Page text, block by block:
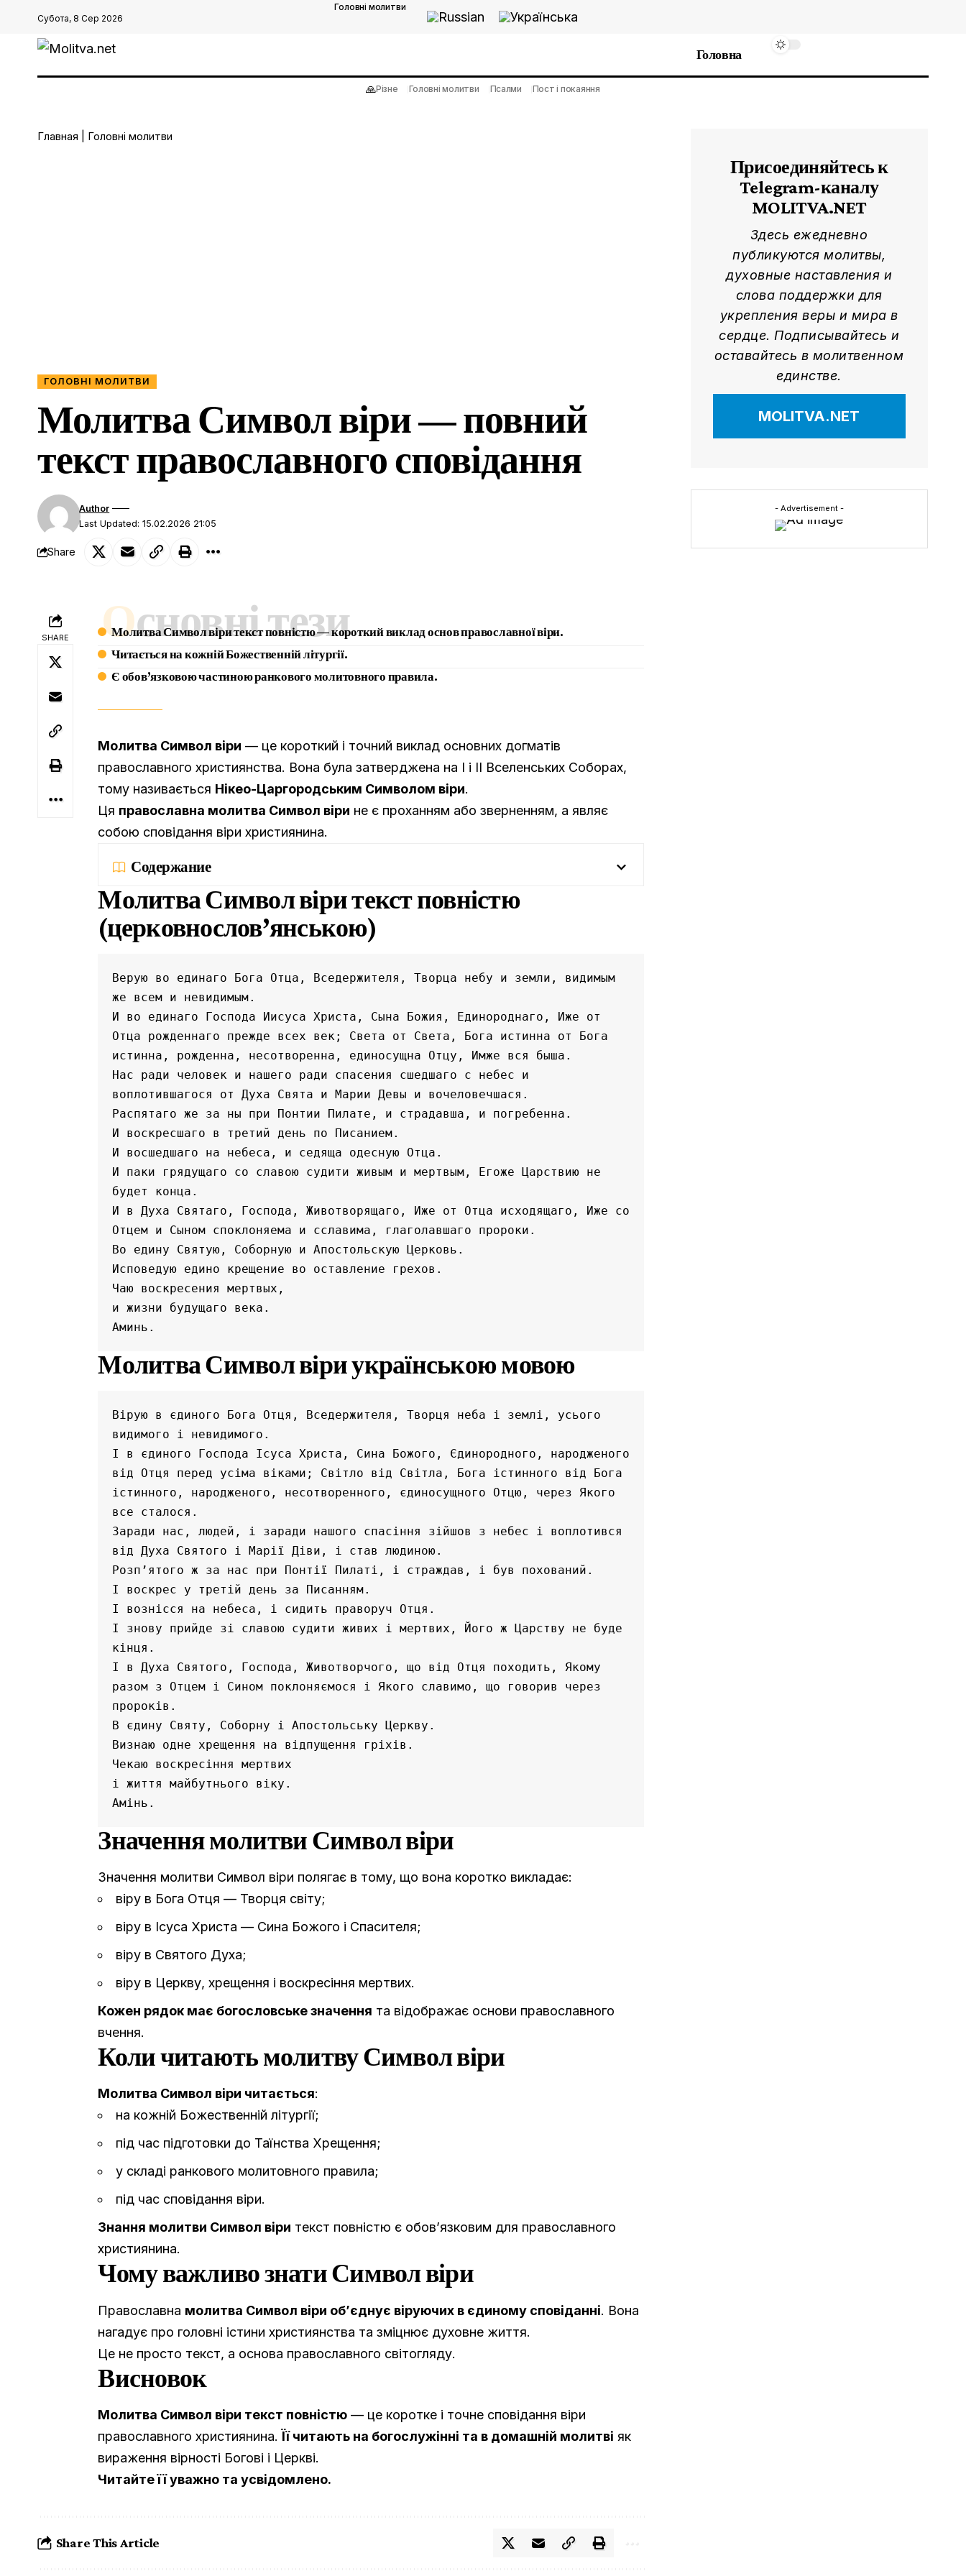
Субота, 8 Сер 2026
Головні молитви
Головна
🙏Різне Головні молитви Псалми Пост і покаяння
Главная Головні молитви
ГОЛОВНІ МОЛИТВИ
Молитва Символ віри — повний
текст православного сповідання
Last Updated: 15.02.2026 21:05
Author
Share
SHARE Основні тези
Молитва Символ віри текст повністю — короткий виклад основ православної віри.
Читається на кожній Божественній літургії.
Є обов’язковою частиною ранкового молитовного правила.
Молитва Символ віри — це короткий і точний виклад основних догматів
православного християнства. Вона була затверджена на I і II Вселенських Соборах,
тому називається Нікео-Царгородським Символом віри.
Ця православна молитва Символ віри не є проханням або зверненням, а являє
собою сповідання віри християнина.
Содержание
Молитва Символ віри текст повністю
(церковнослов’янською)
Верую во единаго Бога Отца, Вседержителя, Творца небу и земли, видимым
же всем и невидимым.
И во единаго Господа Иисуса Христа, Сына Божия, Единороднаго, Иже от
Отца рожденнаго прежде всех век; Света от Света, Бога истинна от Бога
истинна, рожденна, несотворенна, единосущна Отцу, Имже вся быша.
Нас ради человек и нашего ради спасения сшедшаго с небес и
воплотившагося от Духа Свята и Марии Девы и вочеловечшася.
Распятаго же за ны при Понтии Пилате, и страдавша, и погребенна.
И воскресшаго в третий день по Писанием.
И восшедшаго на небеса, и седяща одесную Отца.
И паки грядущаго со славою судити живым и мертвым, Егоже Царствию не
будет конца.
И в Духа Святаго, Господа, Животворящаго, Иже от Отца исходящаго, Иже со
Отцем и Сыном споклоняема и сславима, глаголавшаго пророки.
Во едину Святую, Соборную и Апостольскую Церковь.
Исповедую едино крещение во оставление грехов.
Чаю воскресения мертвых,
и жизни будущаго века.
Аминь.
Молитва Символ віри українською мовою
Вірую в єдиного Бога Отця, Вседержителя, Творця неба і землі, усього
видимого і невидимого.
І в єдиного Господа Ісуса Христа, Сина Божого, Єдинородного, народженого
від Отця перед усіма віками; Світло від Світла, Бога істинного від Бога
істинного, народженого, несотворенного, єдиносущного Отцю, через Якого
все сталося.
Заради нас, людей, і заради нашого спасіння зійшов з небес і воплотився
від Духа Святого і Марії Діви, і став людиною.
Розп’ятого ж за нас при Понтії Пилаті, і страждав, і був похований.
І воскрес у третій день за Писанням.
І вознісся на небеса, і сидить праворуч Отця.
І знову прийде зі славою судити живих і мертвих, Його ж Царству не буде
кінця.
І в Духа Святого, Господа, Животворчого, що від Отця походить, Якому
разом з Отцем і Сином поклоняємося і Якого славимо, що говорив через
пророків.
В єдину Святу, Соборну і Апостольську Церкву.
Визнаю одне хрещення на відпущення гріхів.
Чекаю воскресіння мертвих
і життя майбутнього віку.
Амінь.
Значення молитви Символ віри
Значення молитви Символ віри полягає в тому, що вона коротко викладає:
віру в Бога Отця — Творця світу;
віру в Ісуса Христа — Сина Божого і Спасителя;
віру в Святого Духа;
віру в Церкву, хрещення і воскресіння мертвих.
Кожен рядок має богословське значення та відображає основи православного
вчення.
Коли читають молитву Символ віри
Молитва Символ віри читається:
на кожній Божественній літургії;
під час підготовки до Таїнства Хрещення;
у складі ранкового молитовного правила;
під час сповідання віри.
Знання молитви Символ віри текст повністю є обов’язковим для православного
християнина.
Чому важливо знати Символ віри
Православна молитва Символ віри об’єднує віруючих в єдиному сповіданні. Вона
нагадує про головні істини християнства та зміцнює духовне життя.
Це не просто текст, а основа православного світогляду.
Висновок
Молитва Символ віри текст повністю — це коротке і точне сповідання віри
православного християнина. Її читають на богослужінні та в домашній молитві як
вираження вірності Богові і Церкві.
Читайте її уважно та усвідомлено.
Share This Article
Присоединяйтесь к
Telegram-каналу
MOLITVA.NET
Здесь ежедневно
публикуются молитвы,
духовные наставления и
слова поддержки для
укрепления веры и мира в
сердце. Подписывайтесь и
оставайтесь в молитвенном
единстве.
MOLITVA.NET
- Advertisement -